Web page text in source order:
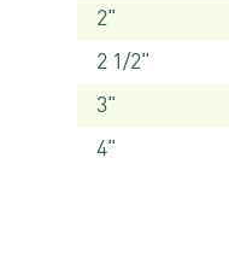
2"
2 1/2"
3"
4"